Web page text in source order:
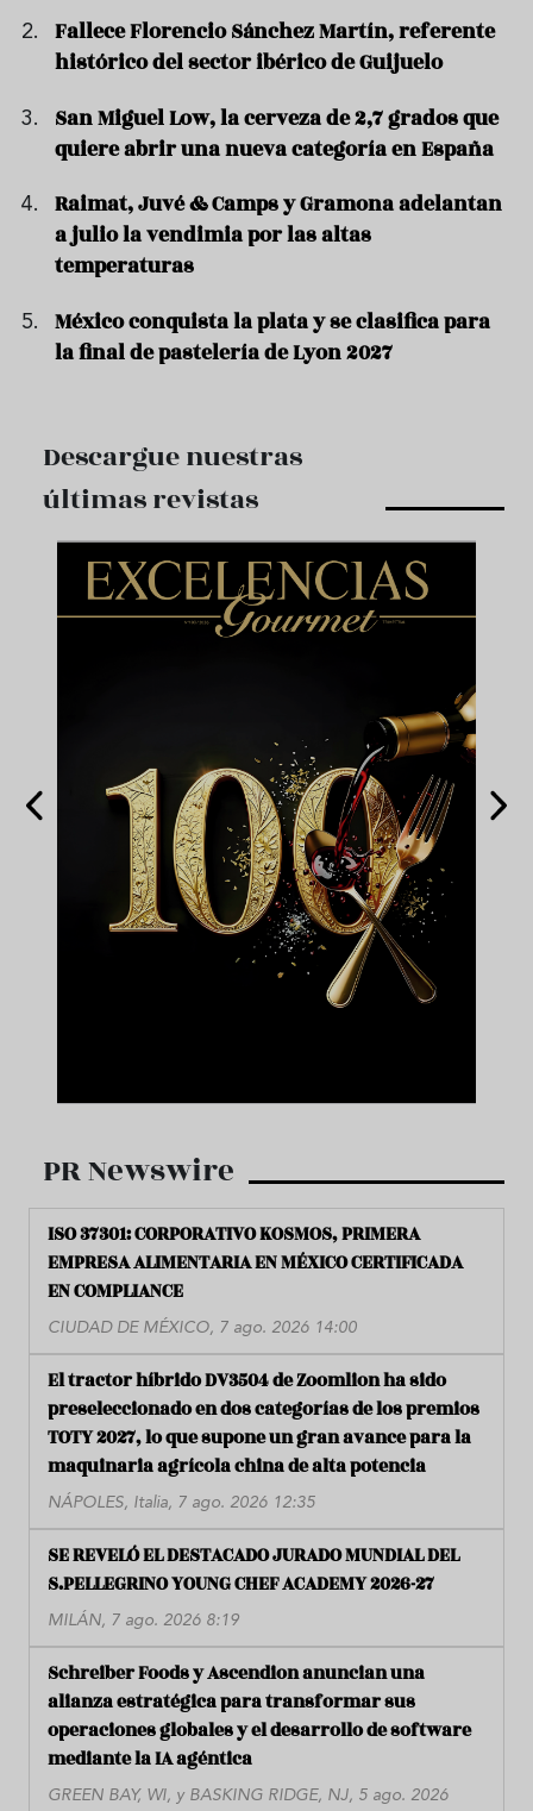
Fallece Florencio Sánchez Martín, referente
histórico del sector ibérico de Guijuelo
San Miguel Low, la cerveza de 2,7 grados que
quiere abrir una nueva categoría en España
Raimat, Juvé & Camps y Gramona adelantan
a julio la vendimia por las altas
temperaturas
México conquista la plata y se clasifica para
la final de pastelería de Lyon 2027
Descargue nuestras
últimas revistas
PR Newswire
ISO 37301: CORPORATIVO KOSMOS, PRIMERA
EMPRESA ALIMENTARIA EN MÉXICO CERTIFICADA
EN COMPLIANCE
CIUDAD DE MÉXICO, 7 ago. 2026 14:00
El tractor híbrido DV3504 de Zoomlion ha sido
preseleccionado en dos categorías de los premios
TOTY 2027, lo que supone un gran avance para la
maquinaria agrícola china de alta potencia
NÁPOLES, Italia, 7 ago. 2026 12:35
SE REVELÓ EL DESTACADO JURADO MUNDIAL DEL
S.PELLEGRINO YOUNG CHEF ACADEMY 2026-27
MILÁN, 7 ago. 2026 8:19
Schreiber Foods y Ascendion anuncian una
alianza estratégica para transformar sus
operaciones globales y el desarrollo de software
mediante la IA agéntica
GREEN BAY, WI, y BASKING RIDGE, NJ, 5 ago. 2026